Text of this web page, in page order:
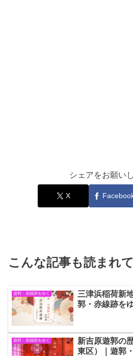
シェアをお願い
X
こんな記事も読まれ
遊郭・赤線跡をゆく
三津浜稲荷新
郭・赤線跡をゆ
遊郭・赤線跡をゆく
新吉原遊郭の
東区）｜遊郭